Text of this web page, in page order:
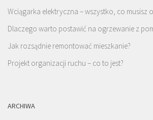
Wciągarka elektryczna – wszystko, co musisz
Dlaczego warto postawić na ogrzewanie z
Jak rozsądnie remontować mieszkanie?
Projekt organizacji ruchu – co to jest?
ARCHIWA